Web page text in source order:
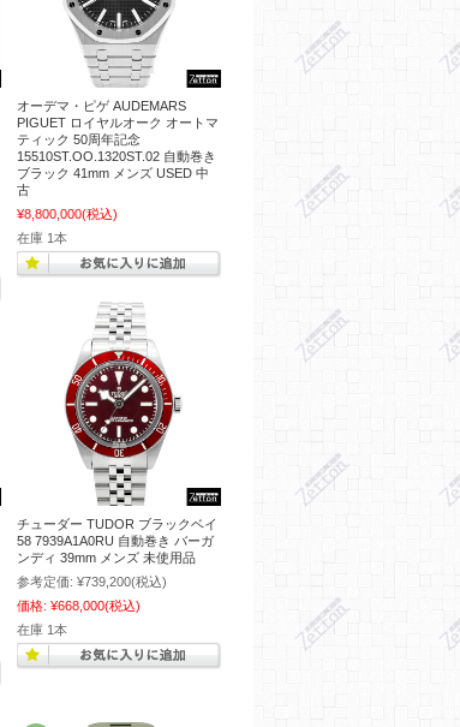
オーデマ・ピゲ AUDEMARS
PIGUET ロイヤルオーク オートマ
ティック 50周年記念
15510ST.OO.1320ST.02 自動巻き
ブラック 41mm メンズ USED 中
古
¥8,800,000(税込)
在庫 1本
チューダー TUDOR ブラックベイ
58 7939A1A0RU 自動巻き バーガ
ンディ 39mm メンズ 未使用品
参考定価: ¥739,200(税込)
価格: ¥668,000(税込)
在庫 1本